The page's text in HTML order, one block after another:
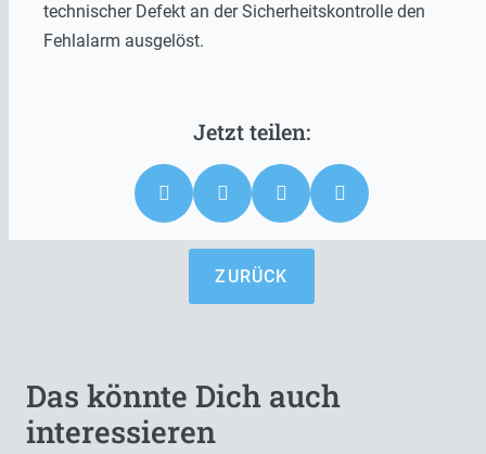
technischer Defekt an der Sicherheitskontrolle den
Fehlalarm ausgelöst.
ZURÜCK
Das könnte Dich auch
interessieren